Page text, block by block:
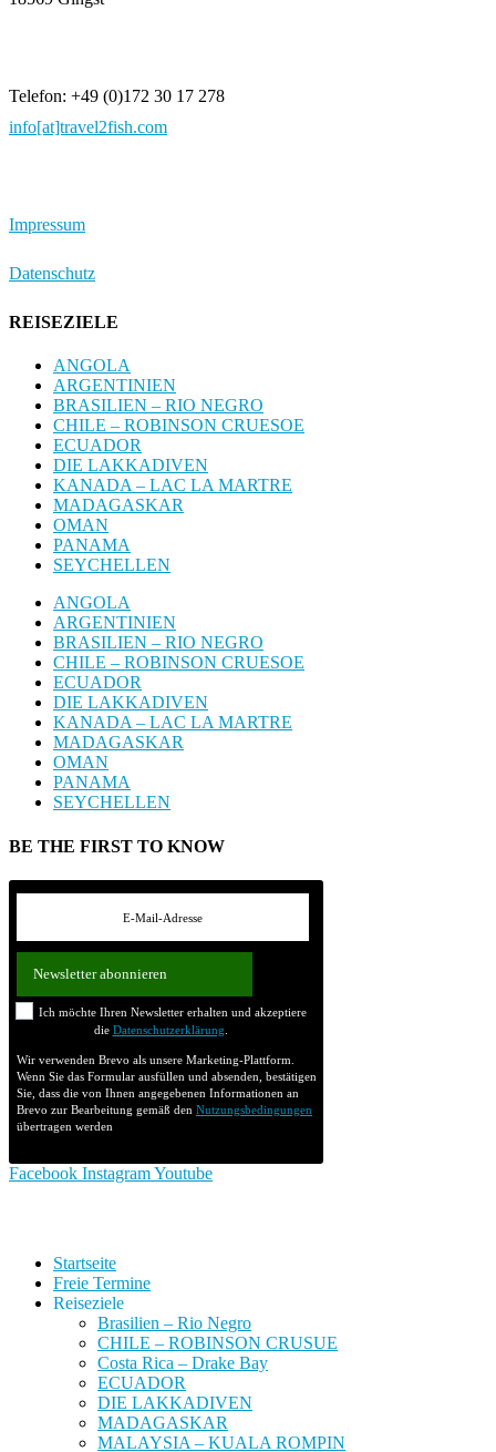
Telefon: +49 (0)172 30 17 278
info[at]travel2fish.com
Impressum
Datenschutz
REISEZIELE
ANGOLA
ARGENTINIEN
BRASILIEN – RIO NEGRO
CHILE – ROBINSON CRUESOE
ECUADOR
DIE LAKKADIVEN
KANADA – LAC LA MARTRE
MADAGASKAR
OMAN
PANAMA
SEYCHELLEN
ANGOLA
ARGENTINIEN
BRASILIEN – RIO NEGRO
CHILE – ROBINSON CRUESOE
ECUADOR
DIE LAKKADIVEN
KANADA – LAC LA MARTRE
MADAGASKAR
OMAN
PANAMA
SEYCHELLEN
BE THE FIRST TO KNOW
Newsletter abonnieren
Ich möchte Ihren Newsletter erhalten und akzeptiere
die Datenschutzerklärung
Wir verwenden Brevo als unsere Marketing-Plattform.
Wenn Sie das Formular ausfüllen und absenden, bestätigen
Sie, dass die von Ihnen angegebenen Informationen an
Brevo zur Bearbeitung gemäß den Nutzungsbedingungen
übertragen werden
Facebook InstagramYoutube
Startseite
Freie Termine
Reiseziele
Brasilien – Rio Negro
CHILE – ROBINSON CRUSUE
Costa Rica – Drake Bay
ECUADOR
DIE LAKKADIVEN
MADAGASKAR
MALAYSIA – KUALA ROMPIN